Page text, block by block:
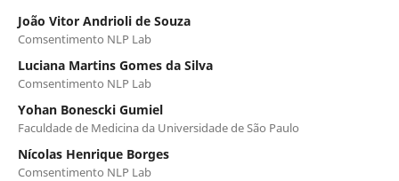
João Vitor Andrioli de Souza
Comsentimento NLP Lab
Luciana Martins Gomes da Silva
Comsentimento NLP Lab
Yohan Bonescki Gumiel
Faculdade de Medicina da Universidade de São Paulo
Nícolas Henrique Borges
Comsentimento NLP Lab